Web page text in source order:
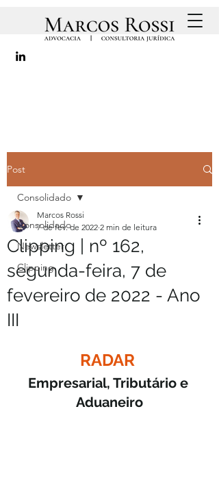
Post
Consolidado
Newsletter
Clipping
Consolidado
Clipping | nº 162,
segunda-feira, 7 de
fevereiro de 2022 - Ano
III
Marcos Rossi
7 de fev. de 2022 2 min de leitura
RADAR
Empresarial, Tributário e
Aduaneiro